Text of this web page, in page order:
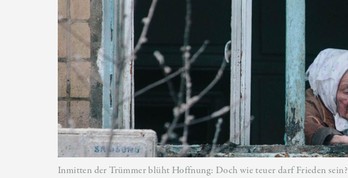
Inmitten der Trümmer blüht Hoffnung: Doch wie teuer darf Frieden sein?